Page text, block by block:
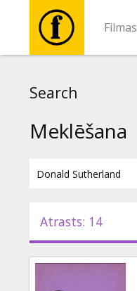
Filmas
Pasākumi
Search
Meklēšana
Atrasts: 14